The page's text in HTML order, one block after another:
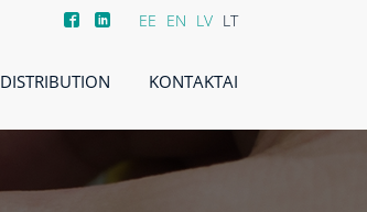
EE EN LV LT
DISTRIBUTION KONTAKTAI